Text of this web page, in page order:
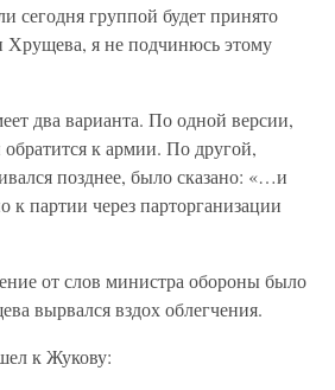
группой будет принято
я не подчинюсь этому
два варианта. По одной версии,
к армии. По другой,
позднее, было сказано: «…и
к партии через парторганизации
от слов министра обороны было
вырвался вздох облегчения.
к Жукову: